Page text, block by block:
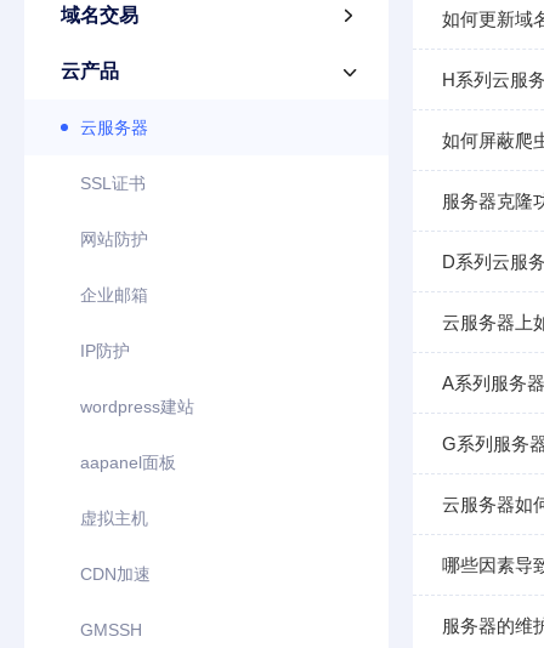
域名交易 
云产品 
云服务器
SSL证书
网站防护
企业邮箱
IP防护
wordpress建站
aapanel面板
虚拟主机
CDN加速
GMSSH
如何更新域
H系列云服
如何屏蔽爬
服务器克隆
D系列云服
云服务器上
A系列服务
G系列服务
云服务器如
哪些因素导
服务器的维